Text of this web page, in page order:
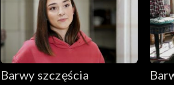
Barwy szczęścia